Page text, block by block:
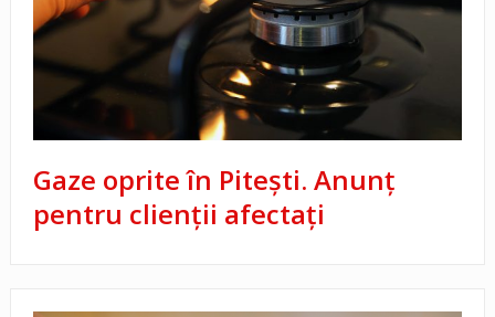
Gaze oprite în Pitești. Anunț
pentru clienții afectați